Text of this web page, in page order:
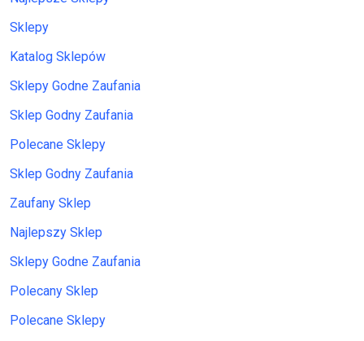
Sklepy
Katalog Sklepów
Sklepy Godne Zaufania
Sklep Godny Zaufania
Polecane Sklepy
Sklep Godny Zaufania
Zaufany Sklep
Najlepszy Sklep
Sklepy Godne Zaufania
Polecany Sklep
Polecane Sklepy